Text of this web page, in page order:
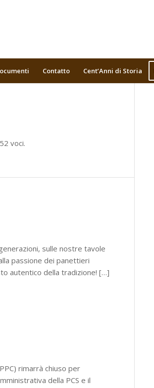
Contatto Cent’Anni di Storia
voci.
sulle nostre tavole
passione dei panettieri
autentico della tradizione! […]
rimarrà chiuso per
della PCS e il